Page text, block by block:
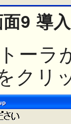
9 導
ーラ
クリ